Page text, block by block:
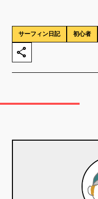
サーフィン日記 初心者
share